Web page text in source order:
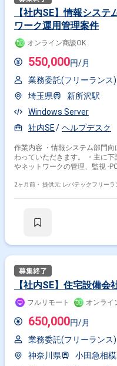
【社内SE】情報シス
ワーク運用管理案件
オンライン商談OK
550,000円/月
業務委託(フリーランス)
埼玉県
新所沢駅
Windows Server
社内SE
ヘルプデスク
作業内容 ・情報システム部門
わっていただきます。 ・主に下記作
2ヶ月前・ 提供元: レバテックフリーラ
【社内SE】住宅設備会
フルリモート オンライ
650,000円/月
業務委託(フリーランス)
神奈川県
小田急相